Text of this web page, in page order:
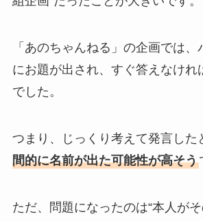
「あのちゃんねる」の企画では
にお題が出され、すぐ答えなけれ
でした。
つまり、じっくり考えて発言した
間的に名前が出た可能性が高そう
ただ、問題になったのは“本人が